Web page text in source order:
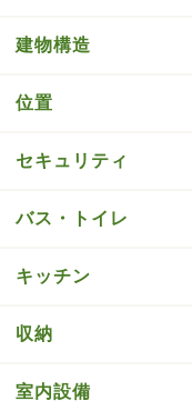
建物構造
位置
セキュリティ
バス・トイレ
キッチン
収納
室内設備